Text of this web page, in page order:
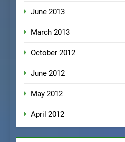
June 2013
March 2013
October 2012
June 2012
May 2012
April 2012